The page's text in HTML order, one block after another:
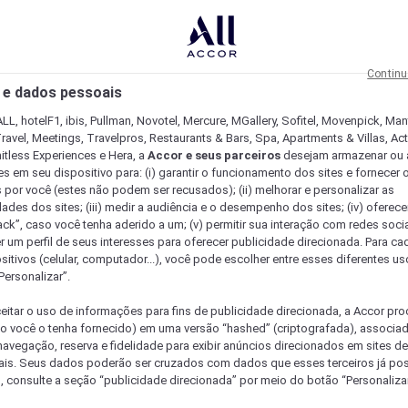
dados pessoais
hotelF1, ibis, Pullman, Novotel, Mercure, MGallery, Sofitel, Movenpick,
Meetings, Travelpros, Restaurants & Bars, Spa, Apartments & Villas,
Experiences e Hera, a Accor e seus parceiros desejam armazenar ou
em seu dispositivo para: (i) garantir o funcionamento dos sites e fornecer
você (estes não podem ser recusados); (ii) melhorar e personalizar as
dos sites; (iii) medir a audiência e o desempenho dos sites; (iv)
caso você tenha aderido a um; (v) permitir sua interação com redes
um perfil de seus interesses para oferecer publicidade direcionada. Para
(celular, computador...), você pode escolher entre esses diferentes
o uso de informações para fins de publicidade direcionada, a Accor
você o tenha fornecido) em uma versão “hashed” (criptografada),
reserva e fidelidade para exibir anúncios direcionados em sites
Seus dados poderão ser cruzados com dados que esses terceiros já
consulte a seção “publicidade direcionada” por meio do botão